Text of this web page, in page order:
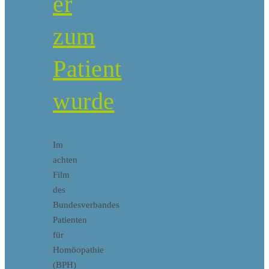
zum
Patient
wurde
Im
achten
Film
des
Bundesverbandes
Patienten
für
Homöopathie
(BPH)